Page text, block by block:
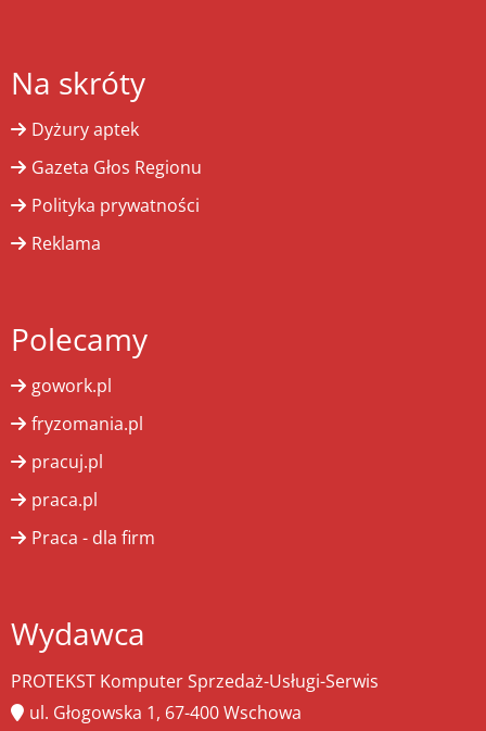
Na skróty
Dyżury aptek
Gazeta Głos Regionu
Polityka prywatności
Reklama
Polecamy
gowork.pl
fryzomania.pl
pracuj.pl
praca.pl
Praca - dla firm
Wydawca
PROTEKST Komputer Sprzedaż-Usługi-Serwis
ul. Głogowska 1, 67-400 Wschowa